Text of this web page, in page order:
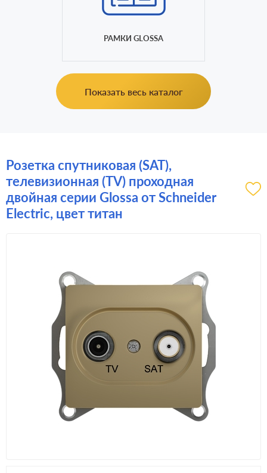
РАМКИ GLOSSA
Показать весь каталог
Розетка спутниковая (SAT),
телевизионная (TV) проходная
двойная серии Glossa от Schneider
Electric, цвет титан